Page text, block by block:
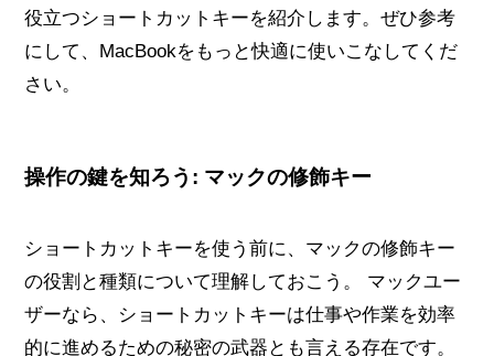
役立つショートカットキーを紹介します。ぜひ参考
にして、MacBookをもっと快適に使いこなしてくだ
さい。
操作の鍵を知ろう: マックの修飾キー
ショートカットキーを使う前に、マックの修飾キー
の役割と種類について理解しておこう。 マックユー
ザーなら、ショートカットキーは仕事や作業を効率
的に進めるための秘密の武器とも言える存在です。